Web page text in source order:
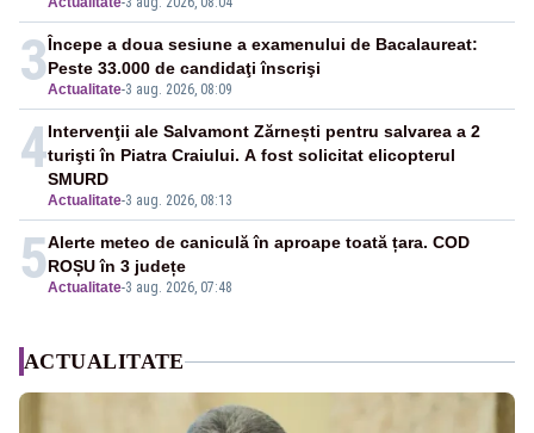
3Actualitate-3 aug. 2026, 08:09
Începe a doua sesiune a examenului de Bacalaureat:
Peste 33.000 de candidaţi înscrişi
4
Actualitate-3 aug. 2026, 08:13
Intervenţii ale Salvamont Zărnești pentru salvarea a 2
turişti în Piatra Craiului. A fost solicitat elicopterul
SMURD
5Actualitate-3 aug. 2026, 07:48
Alerte meteo de caniculă în aproape toată țara. COD
ROȘU în 3 județe
ACTUALITATE